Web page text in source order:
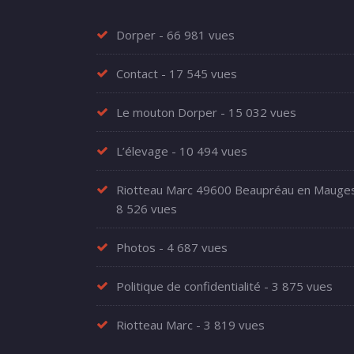
Dorper - 66 981 vues
Contact - 17 545 vues
Le mouton Dorper - 15 032 vues
L’élevage - 10 494 vues
Riotteau Marc 49600 Beaupréau en
8 526 vues
Photos - 4 687 vues
Politique de confidentialité - 3 875 vues
Riotteau Marc - 3 819 vues